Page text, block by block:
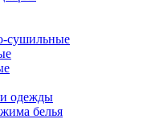
сушильные
одежды
белья